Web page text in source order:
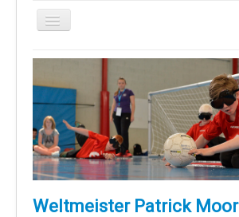
Navigation
Home
Über uns
Torball
Schießen
Schi Alpin
Schi Nordisch
Weltmeister Patrick Moor